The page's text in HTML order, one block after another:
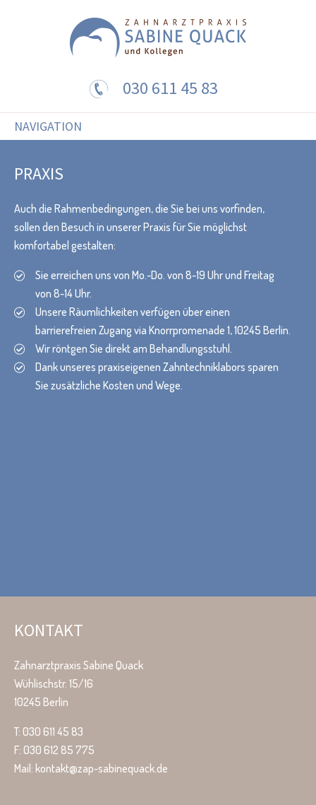
030 611 45 83
NAVIGATION
PRAXIS
Auch die Rahmenbedingungen, die Sie bei uns vorfinden,
sollen den Besuch in unserer Praxis für Sie möglichst
komfortabel gestalten:
Sie erreichen uns von Mo.-Do. von 8-19 Uhr und Freitag
von 8-14 Uhr.
Unsere Räumlichkeiten verfügen über einen
barrierefreien Zugang via Knorrpromenade 1, 10245 Berlin.
Wir röntgen Sie direkt am Behandlungsstuhl.
Dank unseres praxiseigenen Zahntechniklabors sparen
Sie zusätzliche Kosten und Wege.
KONTAKT
Zahnarztpraxis Sabine Quack
Wühlischstr. 15/16
10245 Berlin
T: 030 611 45 83
F: 030 612 85 775
Mail: kontakt@zap-sabinequack.de